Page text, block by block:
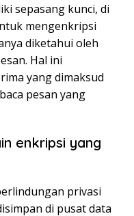
sepasang kunci, di
mengenkripsi
diketahui oleh
Hal ini
yang dimaksud
pesan yang
enkripsi yang
privasi
di pusat data